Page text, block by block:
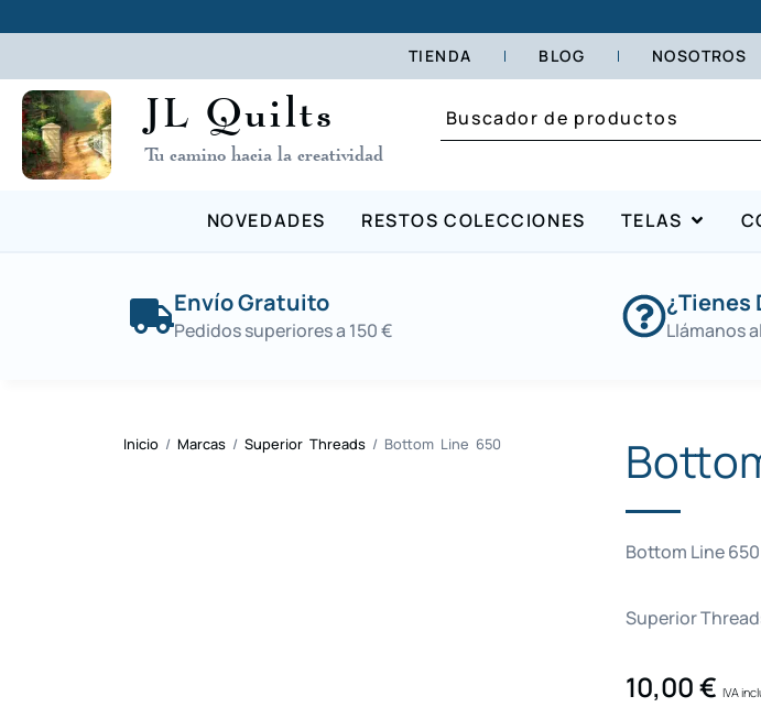
TIENDA BLOG NOSOTROS
JL Quilts
Tu camino hacia la creatividad
NOVEDADES RESTOS COLECCIONES TELAS
Envío Gratuito
Pedidos superiores a 150 €
¿Tienes
Llámanos al
Inicio / Marcas / Superior Threads / Bottom Line 650
Bottom Line 650
Superior
10,00€ IVA